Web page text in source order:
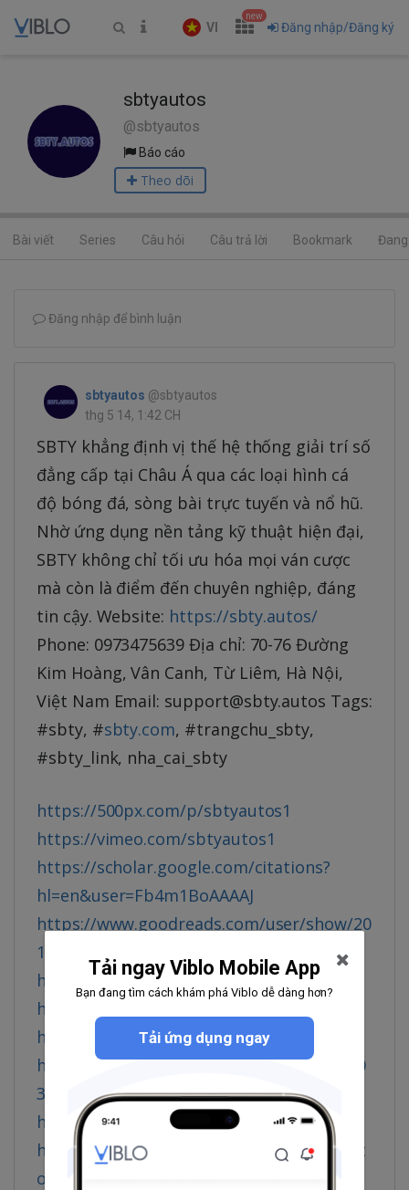
VI
new
Đăng nhập/Đăng ký
sbtyautos
@sbtyautos
Báo cáo
Theo dõi
Bài viết Series Câu hỏi Câu trả lời Bookmark
Đăng nhập để bình luận
sbtyautos @sbtyautos
thg 5 14, 1:42 CH
SBTY khẳng định vị thế hệ thống giải trí số
đẳng cấp tại Châu Á qua các loại hình cá
độ bóng đá, sòng bài trực tuyến và nổ hũ.
Nhờ ứng dụng nền tảng kỹ thuật hiện đại,
SBTY không chỉ tối ưu hóa mọi ván cược
mà còn là điểm đến chuyên nghiệp, đáng
tin cậy. Website: https://sbty.autos/
Phone: 0973475639 Địa chỉ: 70-76 Đường
Kim Hoàng, Vân Canh, Từ Liêm, Hà Nội,
Việt Nam Email: support@sbty.autos Tags:
#sbty, #sbty.com, #trangchu_sbty,
#sbty_link, nha_cai_sbty
https://500px.com/p/sbtyautos1
https://vimeo.com/sbtyautos1
https://scholar.google.com/citations?
hl=en&user=Fb4m1BoAAAAJ
https://www.goodreads.com/user/show/20
1042272-sbty
https://www.pinterest.com/sbtyautos1/
https://www.youtube.com/@sbtyautos1
https://sbtyautos1.blogspot.com/
https://www.blogger.com/profile/1083840
3045794516028
https://gravatar.com/sbtyautos1
https://flipboard.com/@sbty2026/sbtyaut
os-a3pandlty
Tải ngay Viblo Mobile App
Bạn đang tìm cách khám phá Viblo dễ dàng hơn?
Tải ứng dụng ngay